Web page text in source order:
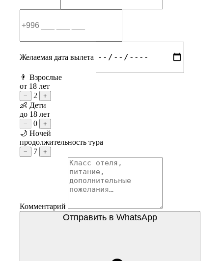
Желаемая дата вылета
👨 Взрослые
от 18 лет
− 2 +
👶 Дети
до 18 лет
− 0 +
🌙 Ночей
продолжительность тура
− 7 +
Комментарий
Отправить в WhatsApp